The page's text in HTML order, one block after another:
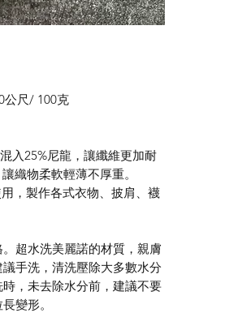
公尺/ 100克
入25%尼龍，讓纖維更加耐
織物柔軟輕薄不厚重。
，製作各式衣物、披肩、襪
超水洗美麗諾的材質，親膚
手洗，清洗壓除大多數水分
，未去除水分前，建議不要
變形。